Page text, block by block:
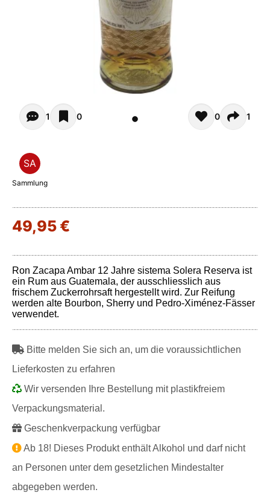
Opiniones (1)
1 0 0 1
SA
Sammlung
49,95 €
Ron Zacapa Ambar 12 Jahre sistema Solera Reserva ist
ein Rum aus Guatemala, der ausschliesslich aus
frischem Zuckerrohrsaft hergestellt wird. Zur Reifung
werden alte Bourbon, Sherry und Pedro-Ximénez-Fässer
verwendet.
Bitte melden Sie sich an, um die voraussichtlichen
Lieferkosten zu erfahren
Wir versenden Ihre Bestellung mit plastikfreiem
Verpackungsmaterial.
Geschenkverpackung verfügbar
Ab 18! Dieses Produkt enthält Alkohol und darf nicht
an Personen unter dem gesetzlichen Mindestalter
abgegeben werden.